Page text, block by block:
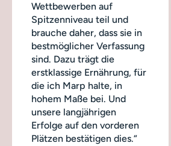
Wettbewerben auf
Spitzenniveau teil und
brauche daher, dass sie in
bestmöglicher Verfassung
sind. Dazu trägt die
erstklassige Ernährung, für
die ich Marp halte, in
hohem Maße bei. Und
unsere langjährigen
Erfolge auf den vorderen
Plätzen bestätigen dies.“